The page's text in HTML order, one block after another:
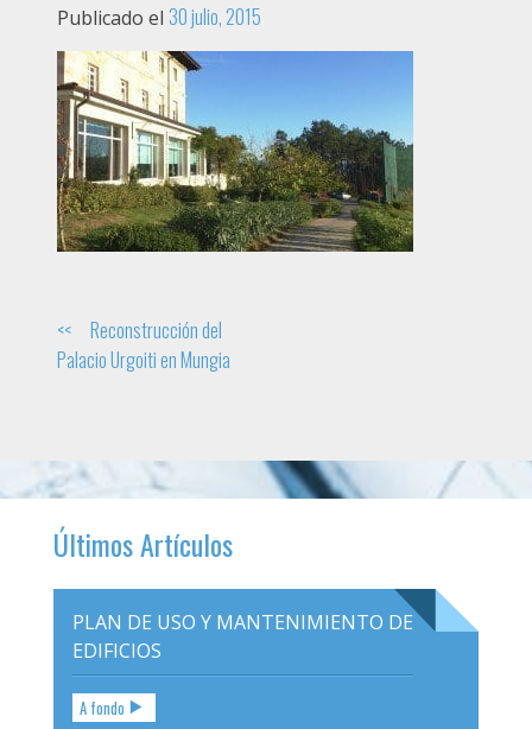
Publicado el 30 julio, 2015
Navegación
de
Reconstrucción del
Palacio Urgoiti en Mungia
Últimos Artículos
PLAN DE USO Y MANTENIMIENTO DE
EDIFICIOS
A fondo